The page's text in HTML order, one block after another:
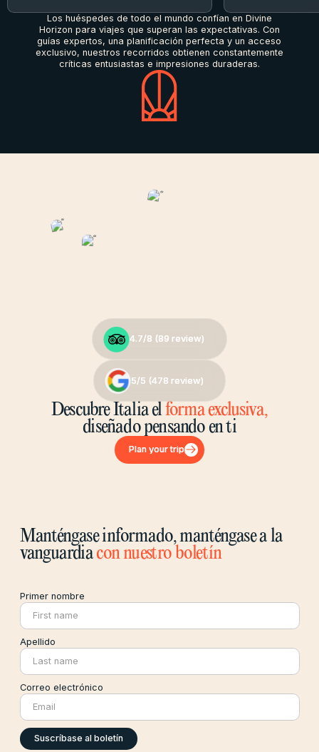
Los huéspedes de todo el mundo confían en Divine
Horizon para viajes que superan las expectativas. Con
guías expertos, una planificación perfecta y un acceso
exclusivo, nuestros recorridos obtienen constantemente
críticas entusiastas e impresiones duraderas.
4.7/8 (89 review)
4.7/8 (89 review)
5/5 (478 review)
5/5 (478 review)
Descubre Italia elforma exclusiva,
diseñado pensando en ti
Plan your trip
Plan your trip
Manténgase informado, manténgase a la
vanguardiacon nuestro boletín
Primer nombre
Apellido
Correo electrónico